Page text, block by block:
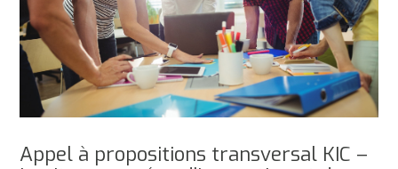
Appel à propositions transversal KIC –